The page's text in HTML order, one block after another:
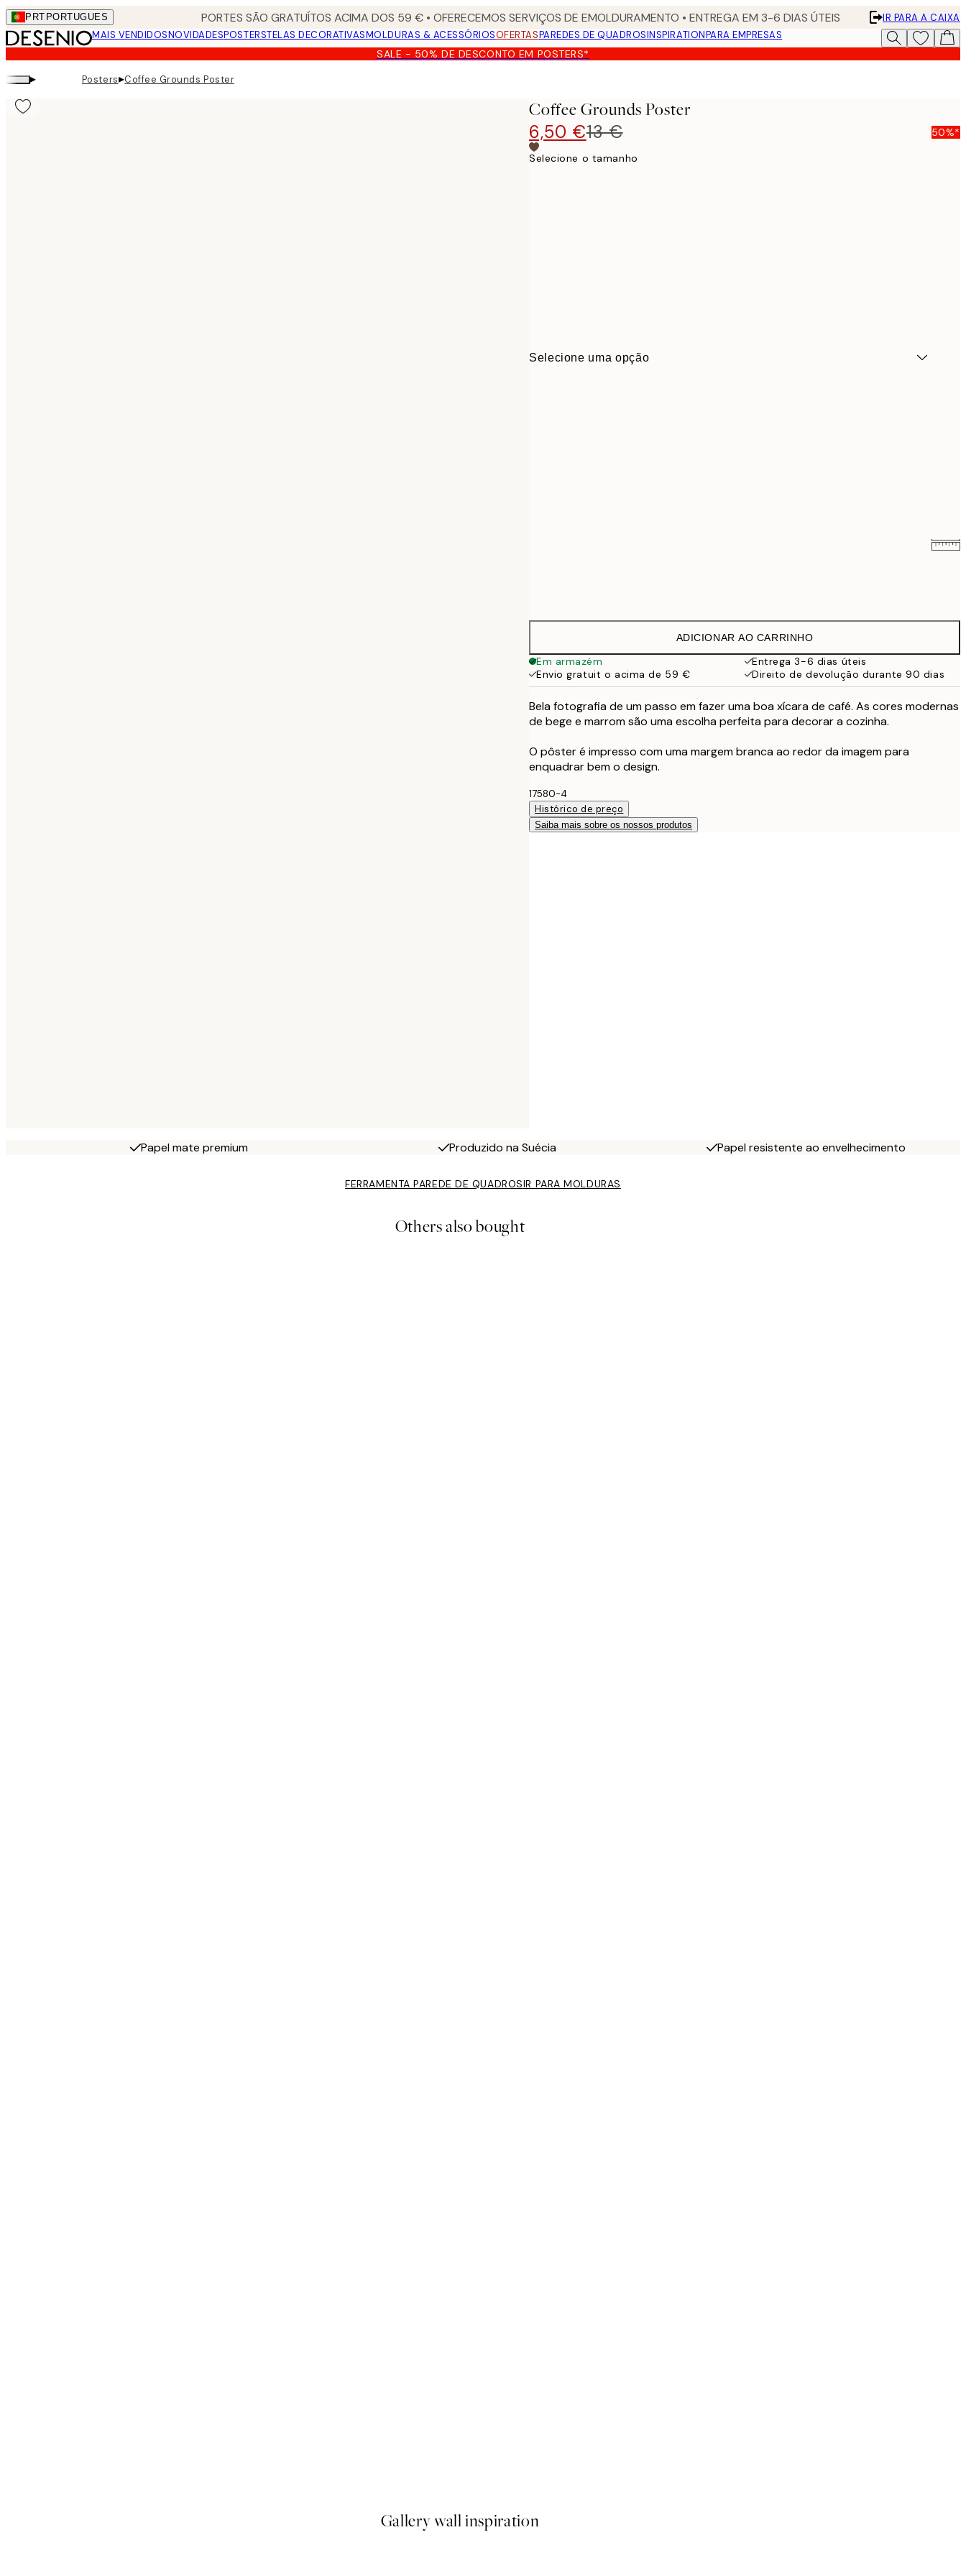
Skip
to
main
content.
PRT PORTUGUES PORTES SÃO GRATUÍTOS ACIMA DOS 59 € • OFERECEMOS SERVIÇOS DE EMOLDURAMENTO • ENTREGA EM 3-6 DIAS ÚTEIS
IR PARA A CAIXA
MAIS VENDIDOSNOVIDADESPOSTERSTELAS DECORATIVASMOLDURAS & ACESSÓRIOSOFERTASPAREDES DE QUADROSINSPIRATIONPARA EMPRESAS
SALE - 50% DE DESCONTO EM POSTERS*
▸ Posters▸Coffee Grounds Poster
Coffee Grounds Poster
6,50 €13 € 50%*
Selecione o tamanho
Selecione uma opção
19,95 €
32,45 €
ADICIONAR AO CARRINHO
Em armazém
Entrega 3-6 dias úteis
Envio gratuit o acima de 59 €
Direito de devolução durante 90 dias
Bela fotografia de um passo em fazer uma boa xícara de café. As cores modernas
de bege e marrom são uma escolha perfeita para decorar a cozinha.
O pôster é impresso com uma margem branca ao redor da imagem para
enquadrar bem o design.
17580-4
Histórico de preço
Saiba mais sobre os nossos produtos
Papel mate premium Produzido na Suécia Papel resistente ao envelhecimento
FERRAMENTA PAREDE DE QUADROSIR PARA MOLDURAS
Others also bought
Gallery wall inspiration